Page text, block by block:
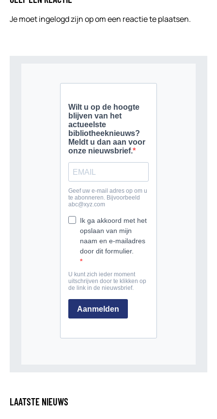
Je moetingelogd zijn opom een reactie te plaatsen.
LAATSTE NIEUWS